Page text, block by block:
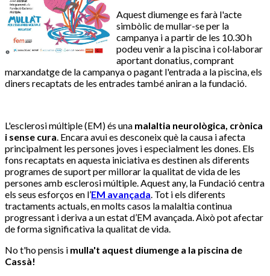
Aquest diumenge es farà l'acte
simbòlic de mullar-se per la
campanya i a partir de les 10.30 h
podeu venir a la piscina i col·laborar
aportant donatius, comprant
marxandatge de la campanya o pagant l'entrada a la piscina, els
diners recaptats de les entrades també aniran a la fundació.
L'esclerosi múltiple (EM) és una malaltia neurològica, crònica
i sense cura. Encara avui es desconeix què la causa i afecta
principalment les persones joves i especialment les dones. Els
fons recaptats en aquesta iniciativa es destinen als diferents
programes de suport per millorar la qualitat de vida de les
persones amb esclerosi múltiple. Aquest any, la Fundació centra
els seus esforços en l’EM avançada. Tot i els diferents
tractaments actuals, en molts casos la malaltia continua
progressant i deriva a un estat d’EM avançada. Això pot afectar
de forma significativa la qualitat de vida.
No t'ho pensis i mulla't aquest diumenge a la piscina de
Cassà!